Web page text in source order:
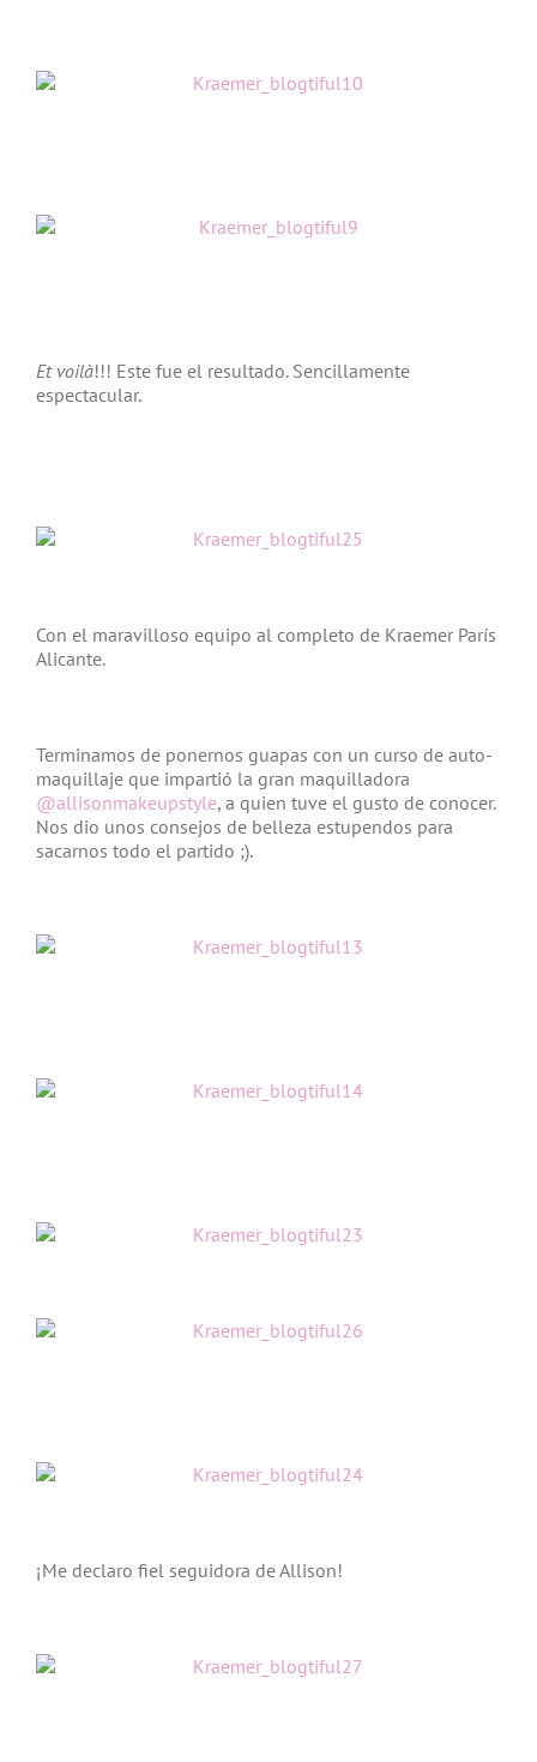
Et voilà!!! Este fue el resultado. Sencillamente
espectacular.
Con el maravilloso equipo al completo de Kraemer París
Alicante.
Terminamos de ponernos guapas con un curso de auto-
maquillaje que impartió la gran maquilladora
@allisonmakeupstyle, a quien tuve el gusto de conocer.
Nos dio unos consejos de belleza estupendos para
sacarnos todo el partido ;).
¡Me declaro fiel seguidora de Allison!